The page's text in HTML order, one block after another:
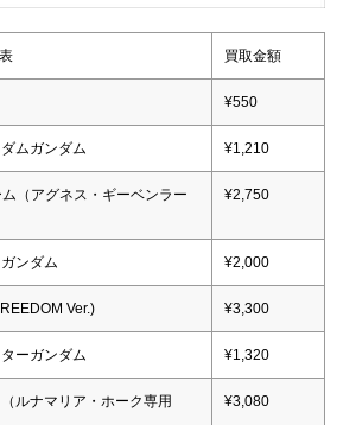
買取金額
¥550
ムガンダム ¥1,210
（アグネス・ギーベンラー
¥2,750
ンダム ¥2,000
Ver.) ¥3,300
ーガンダム ¥1,320
ルナマリア・ホーク専用
¥3,080